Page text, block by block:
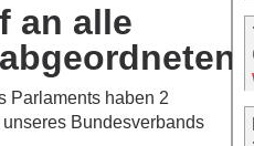
an alle
Parlaments haben 2
Bundesverbands